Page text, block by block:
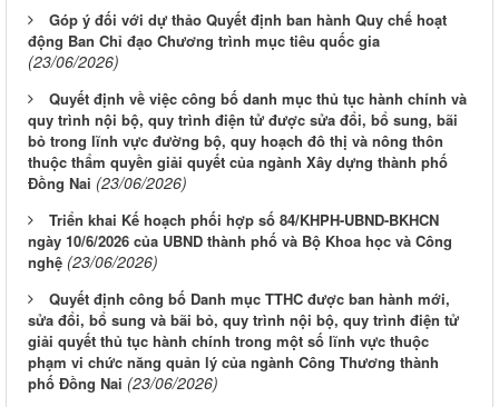
Góp ý đối với dự thảo Quyết định ban hành Quy chế hoạt
động Ban Chỉ đạo Chương trình mục tiêu quốc gia
(23/06/2026)
Quyết định về việc công bố danh mục thủ tục hành chính và
quy trình nội bộ, quy trình điện tử được sửa đổi, bổ sung, bãi
bỏ trong lĩnh vực đường bộ, quy hoạch đô thị và nông thôn
thuộc thẩm quyền giải quyết của ngành Xây dựng thành phố
Đồng Nai (23/06/2026)
Triển khai Kế hoạch phối hợp số 84/KHPH-UBND-BKHCN
ngày 10/6/2026 của UBND thành phố và Bộ Khoa học và Công
nghệ (23/06/2026)
Quyết định công bố Danh mục TTHC được ban hành mới,
sửa đổi, bổ sung và bãi bỏ, quy trình nội bộ, quy trình điện tử
giải quyết thủ tục hành chính trong một số lĩnh vực thuộc
phạm vi chức năng quản lý của ngành Công Thương thành
phố Đồng Nai (23/06/2026)